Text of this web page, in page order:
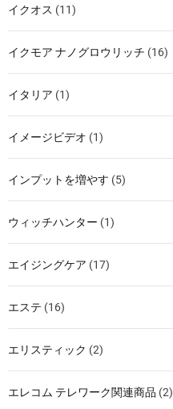
イクオス (11)
イクモア ナノグロウリッチ (16)
イタリア (1)
イメージビデオ (1)
インプットを増やす (5)
ウィッチハンター (1)
エイジングケア (17)
エステ (16)
エリスティック (2)
エレコム テレワーク関連商品 (2)